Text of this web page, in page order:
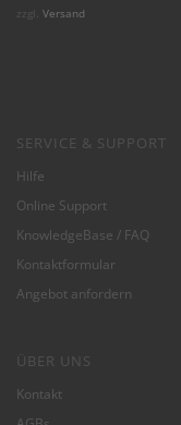
5.00 von 5
zzgl. Versand
SERVICE & SUPPORT
Hilfe
Online Support
KnowledgeBase / FAQ
Kontaktformular
Angebot anfordern
ÜBER UNS
Kontakt